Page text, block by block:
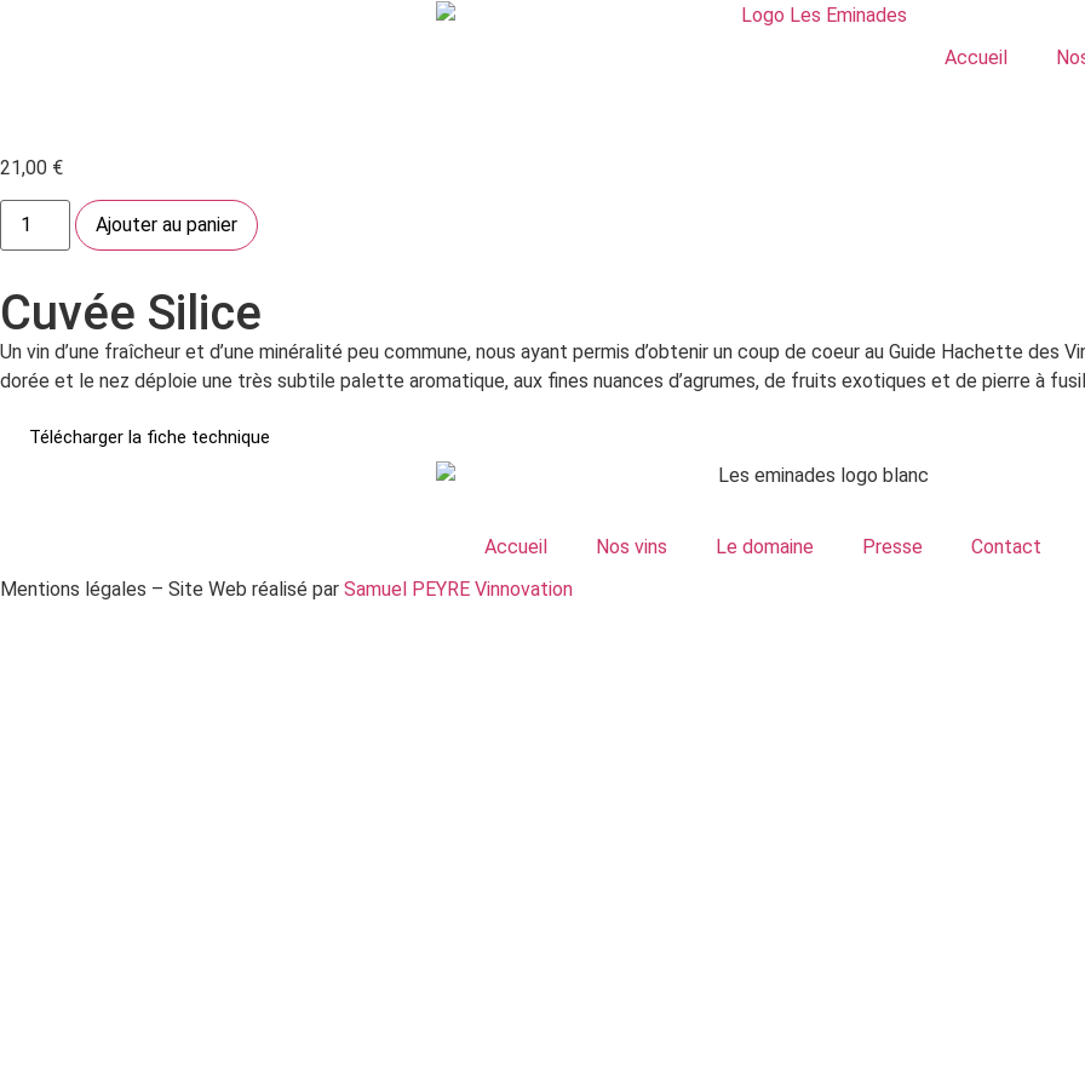
Accueil
21,00 €
Ajouter au panier
Cuvée Silice
Un vin d’une fraîcheur et d’une minéralité peu commune, nous ayant permis d’obtenir un coup de coeur au Guide Hachette des
dorée et le nez déploie une très subtile palette aromatique, aux fines nuances d’agrumes, de fruits exotiques et de pierre à
Télécharger la fiche technique
Accueil Nos vins Le domaine Presse Contact
Mentions légales – Site Web réalisé par Samuel PEYRE Vinnovation